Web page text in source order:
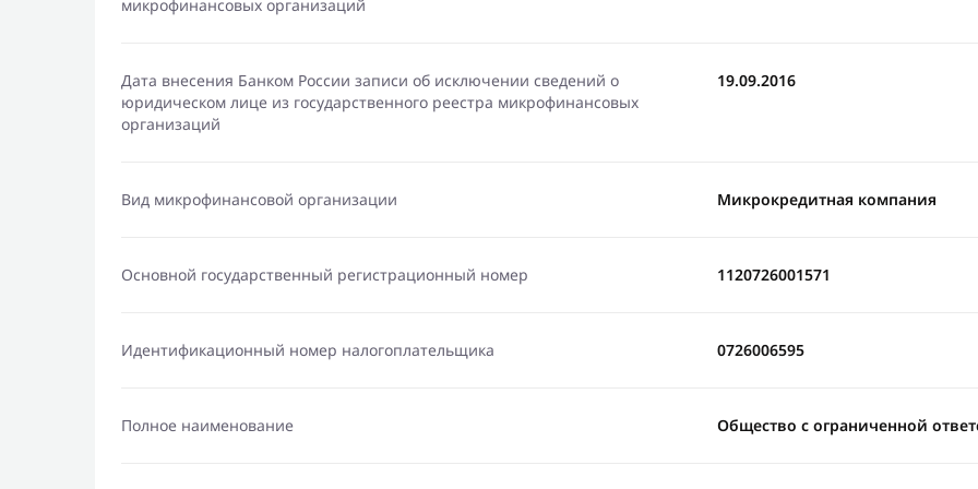
микрофинансовых организаций
Дата внесения Банком России записи об исключении сведений о
юридическом лице из государственного реестра микрофинансовых
организаций
19.09.2016
Вид микрофинансовой организации Микрокредитная компания
Основной государственный регистрационный номер 1120726001571
Идентификационный номер налогоплательщика 0726006595
Полное наименование Общество с ограниченной